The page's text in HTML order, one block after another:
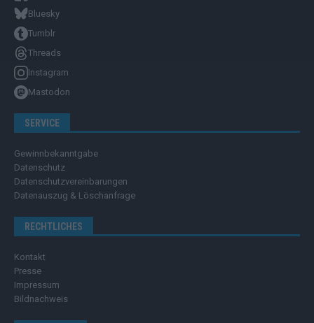
Bluesky
Tumblr
Threads
Instagram
Mastodon
SERVICE
Gewinnbekanntgabe
Datenschutz
Datenschutzvereinbarungen
Datenauszug & Löschanfrage
RECHTLICHES
Kontakt
Presse
Impressum
Bildnachweis